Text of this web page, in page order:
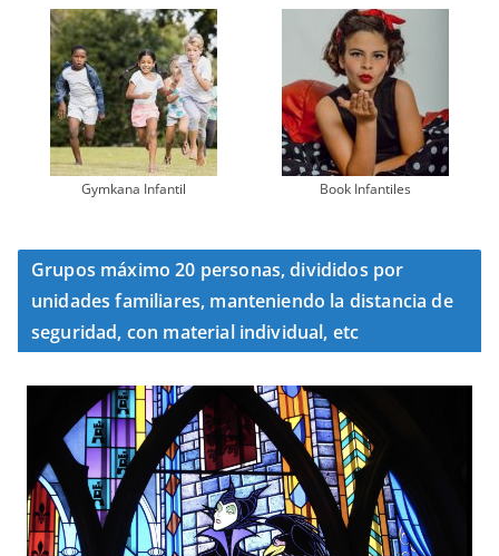
Gymkana Infantil Book Infantiles
Grupos máximo 20 personas, divididos por
unidades familiares, manteniendo la distancia de
seguridad, con material individual, etc